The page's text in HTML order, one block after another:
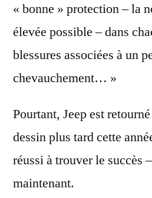
« bonne » protection – la
élevée possible – dans
blessures associées à un
chevauchement… »
Pourtant, Jeep est
dessin plus tard cette
réussi à trouver le succès
maintenant.